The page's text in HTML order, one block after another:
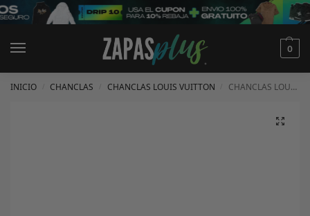
0
INICIO CHANCLAS CHANCLAS LOUIS VUITTON CHANCLAS LOUIS VUITTON